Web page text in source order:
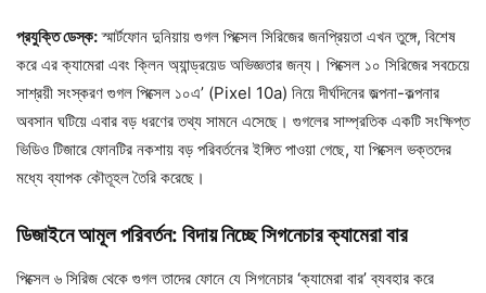
প্রযুক্তি ডেস্ক:স্মার্টফোন দুনিয়ায় গুগল পিক্সেল সিরিজের জনপ্রিয়তা এখন তুঙ্গে, বিশেষ
করে এর ক্যামেরা এবং ক্লিন অ্যান্ড্রয়েড অভিজ্ঞতার জন্য। পিক্সেল ১০ সিরিজের সবচেয়ে
সাশ্রয়ী সংস্করণ গুগল পিক্সেল ১০এ’ (Pixel 10a) নিয়ে দীর্ঘদিনের জল্পনা-কল্পনার
অবসান ঘটিয়ে এবার বড় ধরণের তথ্য সামনে এসেছে। গুগলের সাম্প্রতিক একটি সংক্ষিপ্ত
ভিডিও টিজারে ফোনটির নকশায় বড় পরিবর্তনের ইঙ্গিত পাওয়া গেছে, যা পিক্সেল ভক্তদের
মধ্যে ব্যাপক কৌতূহল তৈরি করেছে।
ডিজাইনে আমূল পরিবর্তন: বিদায় নিচ্ছে সিগনেচার ক্যামেরা বার
পিক্সেল ৬ সিরিজ থেকে গুগল তাদের ফোনে যে সিগনেচার ‘ক্যামেরা বার’ ব্যবহার করে